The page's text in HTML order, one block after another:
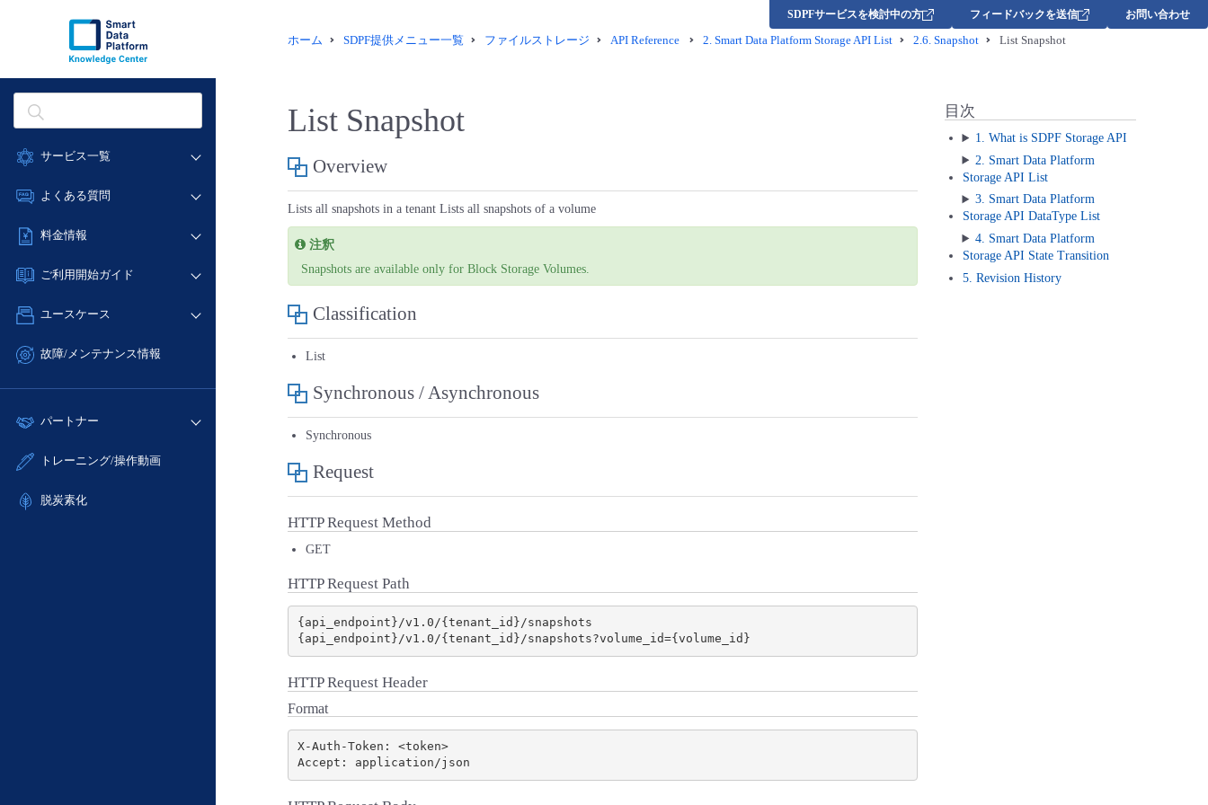
サービス一覧
データ利活用
ネットワーク
IoT
サポート
管理機能
よくある質問
データ利活用
ネットワーク
IoT
サポート
管理機能
すべてのメニューを見る
料金情報
料金シミュレーター
クラウド/サーバー
ネットワーク
サポート
すべてのメニューを見る
ご利用開始ガイド
■ 管理機能
- 初期設定・確認
- ユーザー機能の管理
- APIリファレンス
ユースケース
- バックアップ
- IoT
- ITインフラストラクチャー
故障/メンテナンス情報
サービス稼働状況
故障/メンテナンス履歴
定期メンテナンス
パートナー
販売パートナー向けプログラム
トレーニング/操作動画
脱炭素化
SDPFサービスを検討中の方 フィードバックを送信 お問い合わせ
ホーム SDPF提供メニュー一覧 ファイルストレージ API Reference 2. Smart Data Platform Storage API List 2.6. Snapshot List Snapshot
List Snapshot
Overview
Lists all snapshots in a tenant Lists all snapshots of a volume
注釈
Snapshots are available only for Block Storage Volumes.
Classification
List
Synchronous / Asynchronous
Synchronous
Request
HTTP Request Method
GET
HTTP Request Path
{api_endpoint}/v1.0/{tenant_id}/snapshots
HTTP Request Header
Format
X-Auth-Token: <token>
目次
1. What is SDPF Storage API
2. Smart Data Platform
Storage API List
3. Smart Data Platform
Storage API DataType List
4. Smart Data Platform
Storage API State Transition
5. Revision History